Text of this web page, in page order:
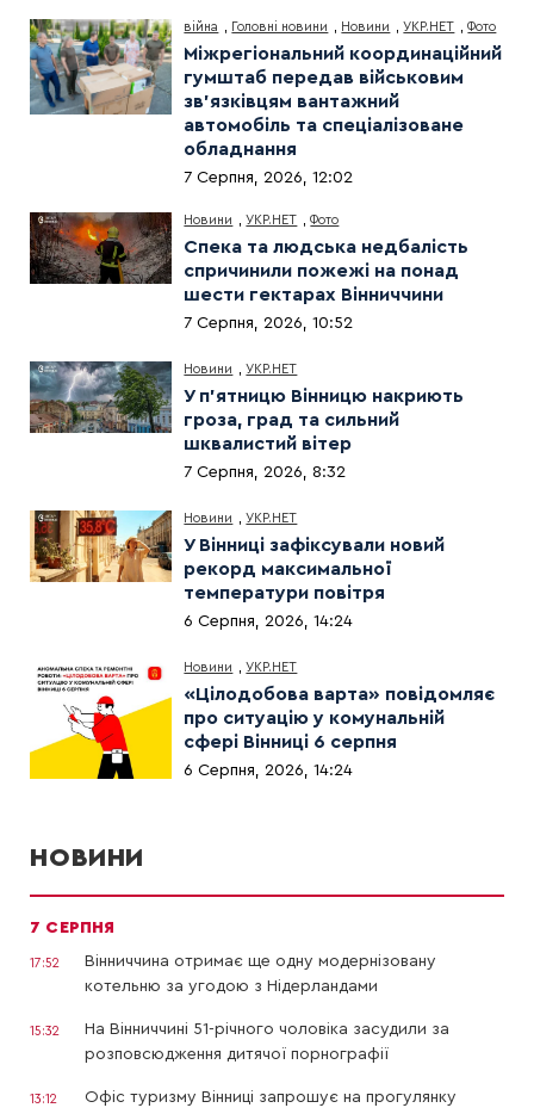
війна Головні новини Новини ,УКР.НЕТ ,Фото
Міжрегіональний координаційний
гумштаб передав військовим
зв’язківцям вантажний
автомобіль та спеціалізоване
обладнання
7 Серпня, 2026, 12:02
Новини ,УКР.НЕТ ,Фото
Спека та людська недбалість
спричинили пожежі на понад
шести гектарах Вінниччини
7 Серпня, 2026, 10:52
Новини ,УКР.НЕТ
У п’ятницю Вінницю накриють
гроза, град та сильний
шквалистий вітер
7 Серпня, 2026, 8:32
Новини ,УКР.НЕТ
У Вінниці зафіксували новий
рекорд максимальної
температури повітря
6 Серпня, 2026, 14:24
Новини ,УКР.НЕТ
«Цілодобова варта» повідомляє
про ситуацію у комунальній
сфері Вінниці 6 серпня
6 Серпня, 2026, 14:24
НОВИНИ
7 СЕРПНЯ
17:52
Вінниччина отримає ще одну модернізовану
котельню за угодою з Нідерландами
15:32
На Вінниччині 51-річного чоловіка засудили за
розповсюдження дитячої порнографії
13:12 Офіс туризму Вінниці запрошує на прогулянку